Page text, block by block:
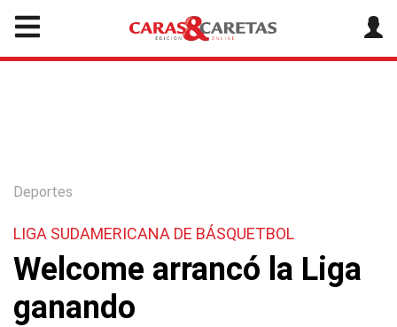
Deportes
LIGA SUDAMERICANA DE BÁSQUETBOL
Welcome arrancó la Liga
ganando